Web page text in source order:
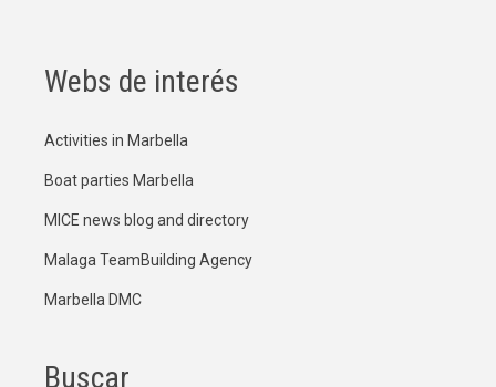
Webs de interés
Activities in Marbella
Boat parties Marbella
MICE news blog and directory
Malaga TeamBuilding Agency
Marbella DMC
Buscar